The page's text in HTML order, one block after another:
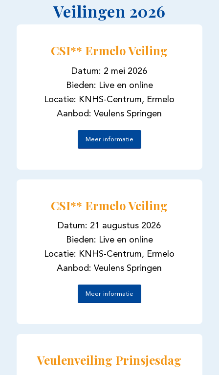
Veilingen 2026
CSI** Ermelo Veiling
Datum: 2 mei 2026
Bieden: Live en online
Locatie: KNHS-Centrum, Ermelo
Aanbod: Veulens Springen
Meer informatie
CSI** Ermelo Veiling
Datum: 21 augustus 2026
Bieden: Live en online
Locatie: KNHS-Centrum, Ermelo
Aanbod: Veulens Springen
Meer informatie
Veulenveiling Prinsjesdag